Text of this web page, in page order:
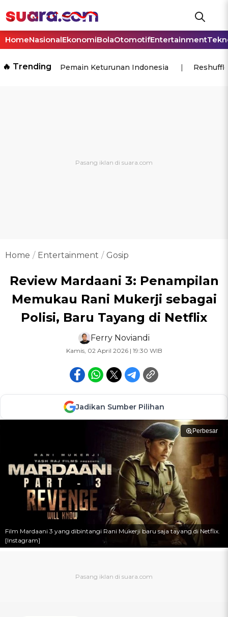
HomeNasionalEkonomiBolaOtomotifEntertainment
🔥 Trending Pemain Keturunan Indonesia
Home Entertainment Gosip
Review Mardaani 3: Penampilan
Memukau Rani Mukerji sebagai
Polisi, Baru Tayang di Netflix
Ferry Noviandi
Kamis, 02 April 2026 | 19:30 WIB
Jadikan Sumber Pilihan
Perbesar
Film Mardaani 3 yang dibintangi Rani Mukerji baru saja tayang di Netflix.
[Instagram]